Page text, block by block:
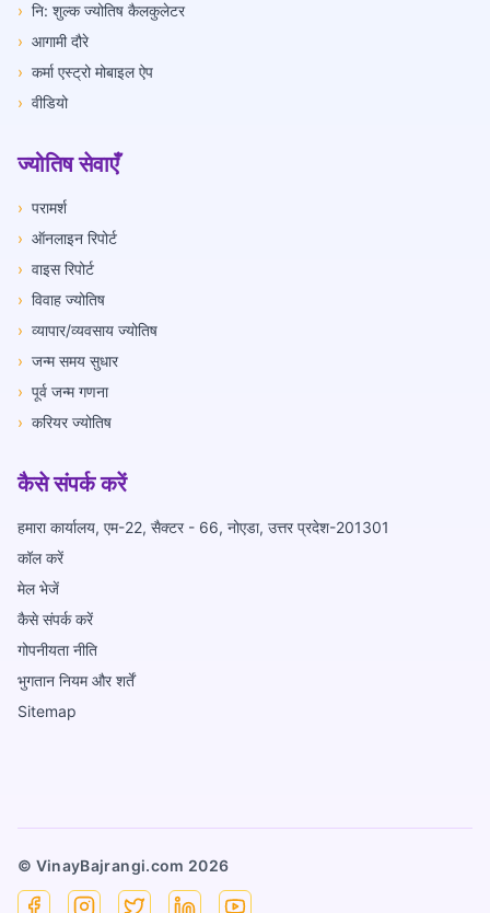
› नि: शुल्क ज्योतिष कैलकुलेटर
› आगामी दौरे
› कर्मा एस्ट्रो मोबाइल ऐप
› वीडियो
ज्योतिष सेवाएँ
› परामर्श
› ऑनलाइन रिपोर्ट
› वाइस रिपोर्ट
› विवाह ज्योतिष
› व्यापार/व्यवसाय ज्योतिष
› जन्म समय सुधार
› पूर्व जन्म गणना
› करियर ज्योतिष
कैसे संपर्क करें
हमारा कार्यालय, एम-22, सैक्टर - 66, नोएडा, उत्तर प्रदेश-201301
कॉल करें
मेल भेजें
कैसे संपर्क करें
गोपनीयता नीति
भुगतान नियम और शर्तें
Sitemap
© VinayBajrangi.com 2026
FacebookInstagram
X LinkedinYouTube